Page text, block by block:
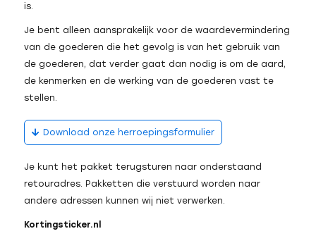
is.
Je bent alleen aansprakelijk voor de waardevermindering
van de goederen die het gevolg is van het gebruik van
de goederen, dat verder gaat dan nodig is om de aard,
de kenmerken en de werking van de goederen vast te
stellen.
Download onze herroepingsformulier
Je kunt het pakket terugsturen naar onderstaand
retouradres. Pakketten die verstuurd worden naar
andere adressen kunnen wij niet verwerken.
Kortingsticker.nl